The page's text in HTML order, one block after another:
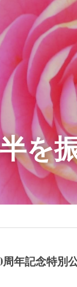
を
周年記念特別